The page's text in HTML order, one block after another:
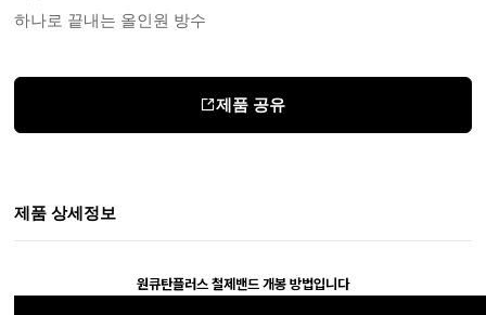
하나로 끝내는 올인원 방수
제품 공유
제품 상세정보
원큐탄플러스 철제밴드 개봉 방법입니다